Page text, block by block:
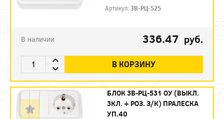
Артикул: 3В-РЦ-525
В наличии 336.47 руб.
В КОРЗИНУ
БЛОК 3В-РЦ-531 ОУ (ВЫКЛ.
3КЛ. + РОЗ. З/К) ПРАЛЕСКА
УП.40